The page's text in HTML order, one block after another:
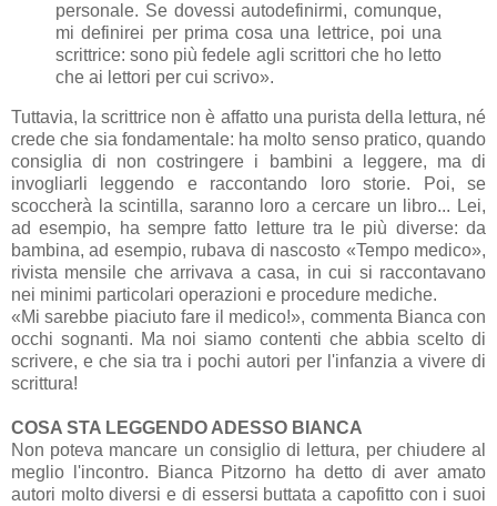
personale. Se dovessi autodefinirmi, comunque,
mi definirei per prima cosa una lettrice, poi una
scrittrice: sono più fedele agli scrittori che ho letto
che ai lettori per cui scrivo».
Tuttavia, la scrittrice non è affatto una purista della lettura, né
crede che sia fondamentale: ha molto senso pratico, quando
consiglia di non costringere i bambini a leggere, ma di
invogliarli leggendo e raccontando loro storie. Poi, se
scoccherà la scintilla, saranno loro a cercare un libro... Lei,
ad esempio, ha sempre fatto letture tra le più diverse: da
bambina, ad esempio, rubava di nascosto «Tempo medico»,
rivista mensile che arrivava a casa, in cui si raccontavano
nei minimi particolari operazioni e procedure mediche.
«Mi sarebbe piaciuto fare il medico!», commenta Bianca con
occhi sognanti. Ma noi siamo contenti che abbia scelto di
scrivere, e che sia tra i pochi autori per l'infanzia a vivere di
scrittura!
COSA STA LEGGENDO ADESSO BIANCA
Non poteva mancare un consiglio di lettura, per chiudere al
meglio l'incontro. Bianca Pitzorno ha detto di aver amato
autori molto diversi e di essersi buttata a capofitto con i suoi